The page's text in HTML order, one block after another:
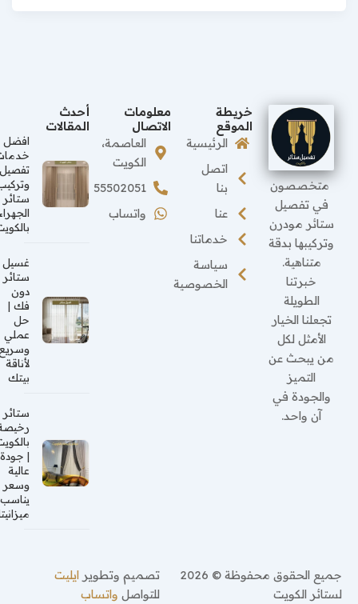
متخصصون
في تفصيل
ستائر مودرن
وتركيبها بدقة
متناهية.
خبرتنا
الطويلة
تجعلنا الخيار
الأمثل لكل
من يبحث عن
التميز
والجودة في
آن واحد.
خريطة
الموقع
الرئيسية
اتصل
بنا
عنا
خدماتنا
سياسة
الخصوصية
معلومات
الاتصال
العاصمة،
الكويت
55502051
واتساب
أحدث
المقالات
افضل
خدمات
تفصيل
وتركيب
ستائر
الجهراء
بالكويت
غسيل
ستائر
دون
فك |
حل
عملي
وسريع
لأناقة
بيتك
ستائر
رخيصة
بالكويت
| جودة
عالية
وسعر
يناسب
ميزانيتك
جميع الحقوق محفوظة © 2026
لستائر الكويت
تصميم وتطويرايليت
للتواصلواتساب